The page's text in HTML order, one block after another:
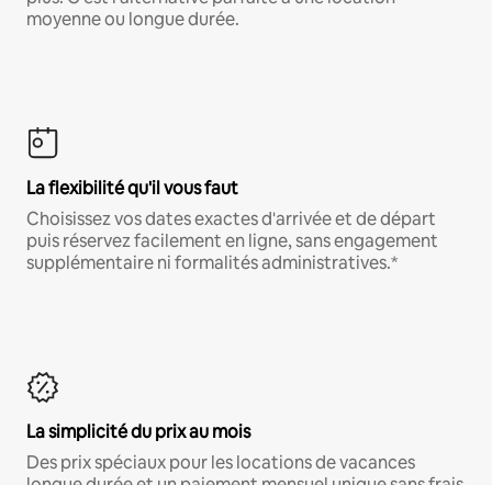
moyenne ou longue durée.
La flexibilité qu'il vous faut
Choisissez vos dates exactes d'arrivée et de départ
puis réservez facilement en ligne, sans engagement
supplémentaire ni formalités administratives.*
La simplicité du prix au mois
Des prix spéciaux pour les locations de vacances